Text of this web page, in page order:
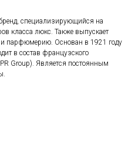
специализирующийся на
класса люкс. Также выпускает
и парфюмерию. Основан в 1921 году
в состав французского
Group). Является постоянным